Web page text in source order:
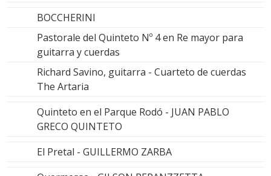
BOCCHERINI
Pastorale del Quinteto Nº 4 en Re mayor para
guitarra y cuerdas
Richard Savino, guitarra - Cuarteto de cuerdas
The Artaria
Quinteto en el Parque Rodó - JUAN PABLO
GRECO QUINTETO
El Pretal - GUILLERMO ZARBA